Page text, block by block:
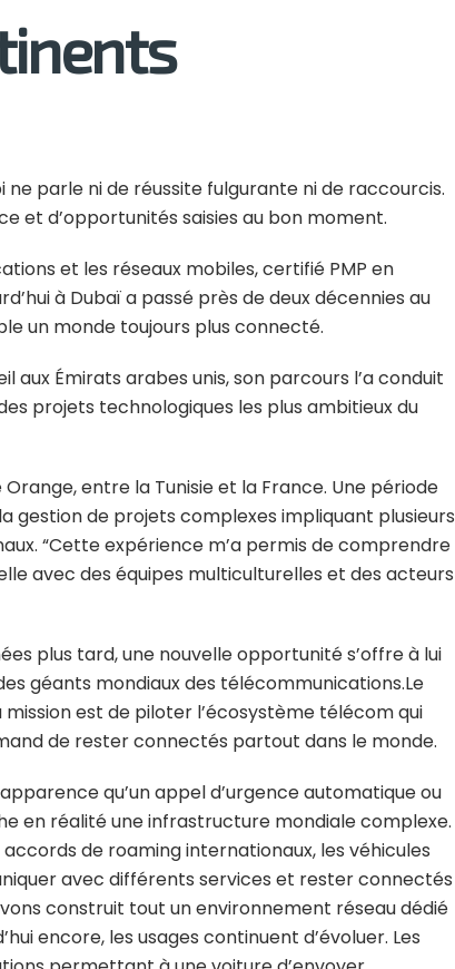
ne parle ni de réussite fulgurante ni de raccourcis.
et d’opportunités saisies au bon moment.
et les réseaux mobiles, certifié PMP en
à Dubaï a passé près de deux décennies au
un monde toujours plus connecté.
Émirats arabes unis, son parcours l’a conduit
projets technologiques les plus ambitieux du
entre la Tunisie et la France. Une période
gestion de projets complexes impliquant plusieurs
“Cette expérience m’a permis de comprendre
avec des équipes multiculturelles et des acteurs
plus tard, une nouvelle opportunité s’offre à lui
géants mondiaux des télécommunications.Le
est de piloter l’écosystème télécom qui
de rester connectés partout dans le monde.
qu’un appel d’urgence automatique ou
en réalité une infrastructure mondiale complexe.
de roaming internationaux, les véhicules
avec différents services et rester connectés
construit tout un environnement réseau dédié
encore, les usages continuent d’évoluer. Les